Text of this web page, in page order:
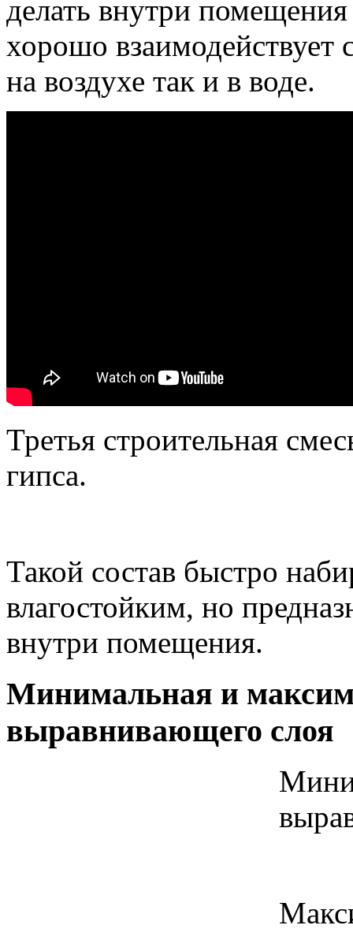
делать внутри
хорошо взаимодействует
на воздухе так и в воде.
Третья строительная
гипса.
Такой состав быстро
влагостойким, но
внутри помещения.
Минимальная и
выравнивающего слоя